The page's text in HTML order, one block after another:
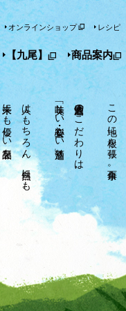
オンラインショップ レシピ
【九尾】 商品案内
この地に根を張り、百余年。
天鷹酒造のこだわりは、
「美味しい・安心・楽しい」酒造り。
人はもちろん、自然にも、
未来にも優しい製品を